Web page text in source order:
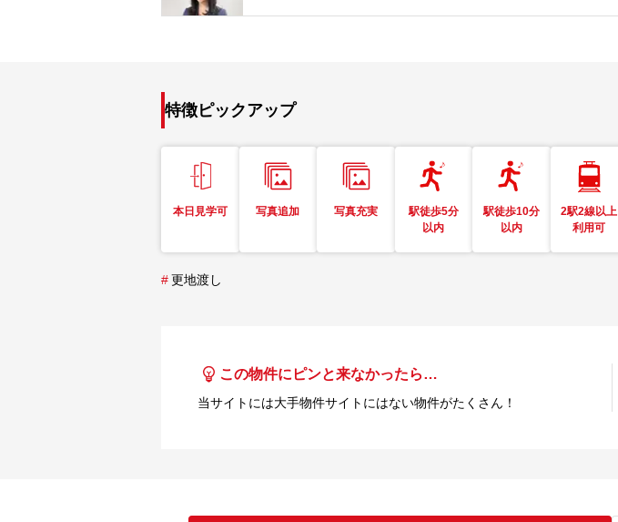
特徴ピックアップ
本日見学可 写真追加 写真充実
駅徒歩5分
以内
駅徒歩10分
以内
2駅2線以上
利用可
#更地渡し
この物件にピンと来なかったら…
当サイトには大手物件サイトにはない物件がたくさん！